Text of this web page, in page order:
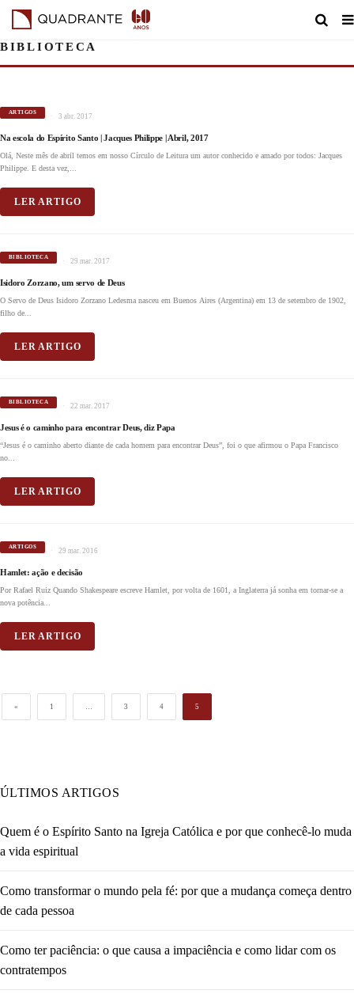
BIBLIOTECA
ARTIGOS 3 abr. 2017
Na escola do Espírito Santo | Jacques Philippe | Abril, 2017
Olá, Neste mês de abril temos em nosso Círculo de Leitura um autor conhecido e amado por todos: Jacques
Philippe. E desta vez,...
LER ARTIGO
BIBLIOTECA 29 mar. 2017
Isidoro Zorzano, um servo de Deus
O Servo de Deus Isidoro Zorzano Ledesma nasceu em Buenos Aires (Argentina) em 13 de setembro de 1902,
filho de...
LER ARTIGO
BIBLIOTECA 22 mar. 2017
Jesus é o caminho para encontrar Deus, diz Papa
“Jesus é o caminho aberto diante de cada homem para encontrar Deus”, foi o que afirmou o Papa Francisco
no...
LER ARTIGO
ARTIGOS 29 mar. 2016
Hamlet: ação e decisão
Por Rafael Ruiz Quando Shakespeare escreve Hamlet, por volta de 1601, a Inglaterra já sonha em tornar-se a
nova potência...
LER ARTIGO
« 1 … 3 4 5
ÚLTIMOS ARTIGOS
Quem é o Espírito Santo na Igreja Católica e por que conhecê-lo muda
a vida espiritual
Como transformar o mundo pela fé: por que a mudança começa dentro
de cada pessoa
Como ter paciência: o que causa a impaciência e como lidar com os
contratempos